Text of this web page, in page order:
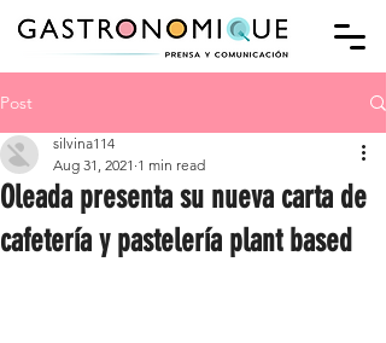
Post
Oleada presenta su nueva carta de
cafetería y pastelería plant based
silvina114
Aug 31, 2021 1 min read